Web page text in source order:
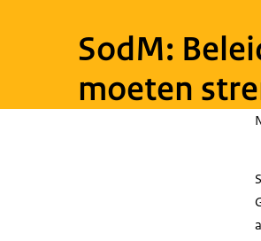
SodM:
moeten